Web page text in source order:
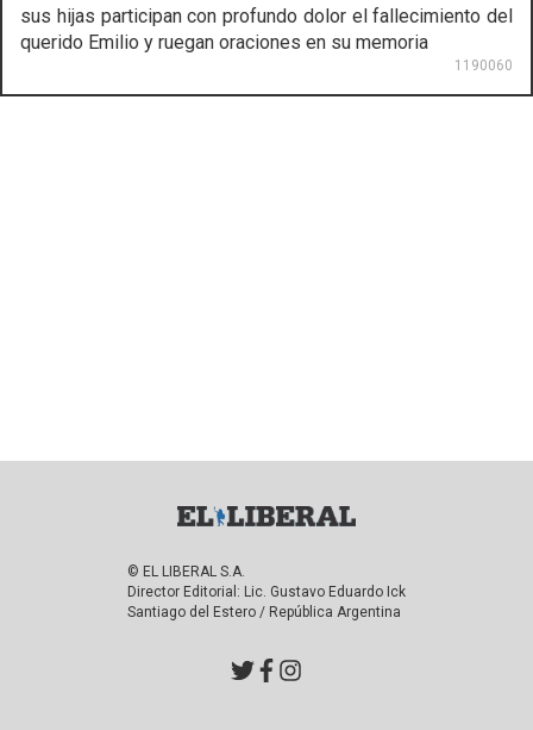
sus hijas participan con profundo dolor el fallecimiento del
querido Emilio y ruegan oraciones en su memoria
1190060
© EL LIBERAL S.A.
Director Editorial: Lic. Gustavo Eduardo Ick
Santiago del Estero / República Argentina